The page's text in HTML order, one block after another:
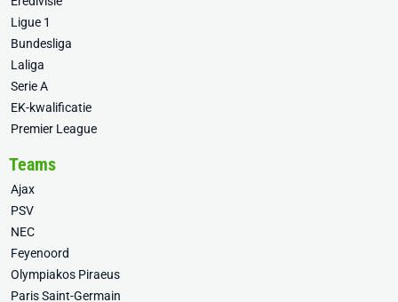
Ligue 1
Bundesliga
Laliga
Serie A
EK-kwalificatie
Premier League
Teams
Ajax
PSV
NEC
Feyenoord
Olympiakos Piraeus
Paris Saint-Germain